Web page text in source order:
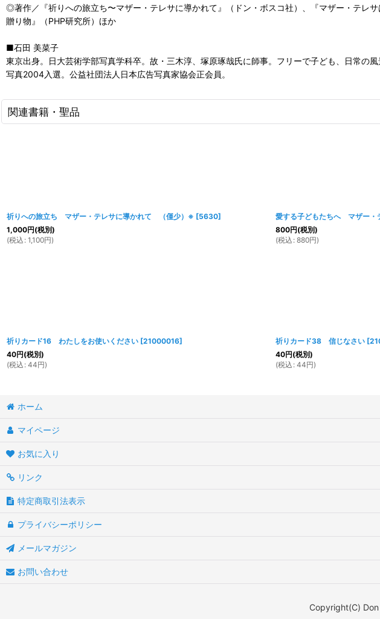
◎著作／『祈りへの旅立ち〜マザー・テレサに導かれて』（ドン・ボスコ社）、『マザー・テ
贈り物』（PHP研究所）ほか
■石田 美菜子
東京出身。日大芸術学部写真学科卒。故・三木淳、塚原琢哉氏に師事。フリーで子ども、日常の
写真2004入選。公益社団法人日本広告写真家協会正会員。
関連書籍・聖品
祈りへの旅立ち マザー・テレサに導かれて （僅少）※ [5630]
1,000円(税別)
(税込 : 1,100円)
愛する子どもたちへ マザー・
800円(税別)
(税込 : 880円)
祈りカード16 わたしをお使いください [21000016]
40円(税別)
(税込 : 44円)
祈りカード38 信じなさい [
40円(税別)
(税込 : 44円)
ホーム
マイページ
お気に入り
リンク
特定商取引法表示
プライバシーポリシー
メールマガジン
お問い合わせ
Copyright(C)